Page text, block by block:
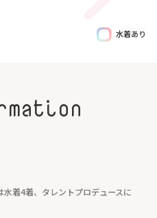
水着あり
着4着、タレントプロデュースに